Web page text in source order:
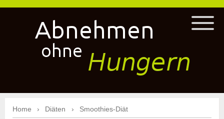
Home Diäten Smoothies-Diät